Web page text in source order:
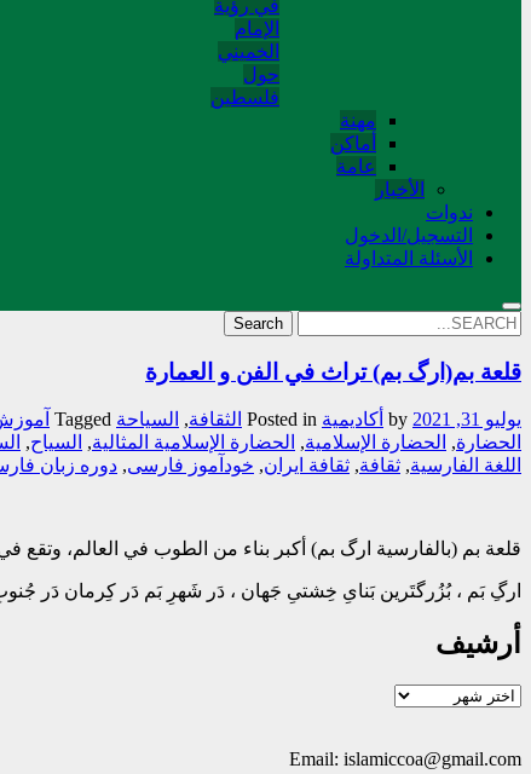
في رؤية
الإمام
الخميني
حول
فلسطین
مهنة
أماکن
عامة
الأخبار
ندوات
التسجیل/الدخول
الأسئلة المتداولة
Search
for:
قلعة بم(ارگ بم) تراث في الفن و العمارة
يوليو 31, 2021 أکادیمیة Posted in الثقافة, السیاحة Tagged
الحضارة, الحضارة الإسلامية, الحضارة الإسلامية المثالية, السیاح,
اللغة الفارسیة, ثقافة, ثقافة ایران, خودآموز فارسی, دوره زبان
قلعة بم (بالفارسية ارگ بم) أكبر بناء من الطوب في العالم،
ارگِ بَم ، بُزُرگتَرین بَنایِ خِشتیِ جَهان ، دَر شَهرِ بَم دَر کِرمان دَر
أرشيف
أرشيف
Email: islamiccoa@gmail.com